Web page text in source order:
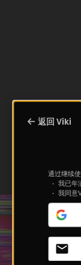
返回 Viki
通过继续
我已年
我同意